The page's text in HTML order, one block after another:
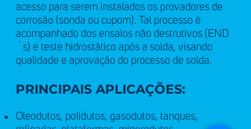
acesso para serem instalados os provadores de
corrosão (sonda ou cupom). Tal processo é
acompanhado dos ensaios não destrutivos (END
´s) e teste hidrostático após a solda, visando
qualidade e aprovação do processo de solda.
PRINCIPAIS APLICAÇÕES:
Oleodutos, polidutos, gasodutos, tanques,